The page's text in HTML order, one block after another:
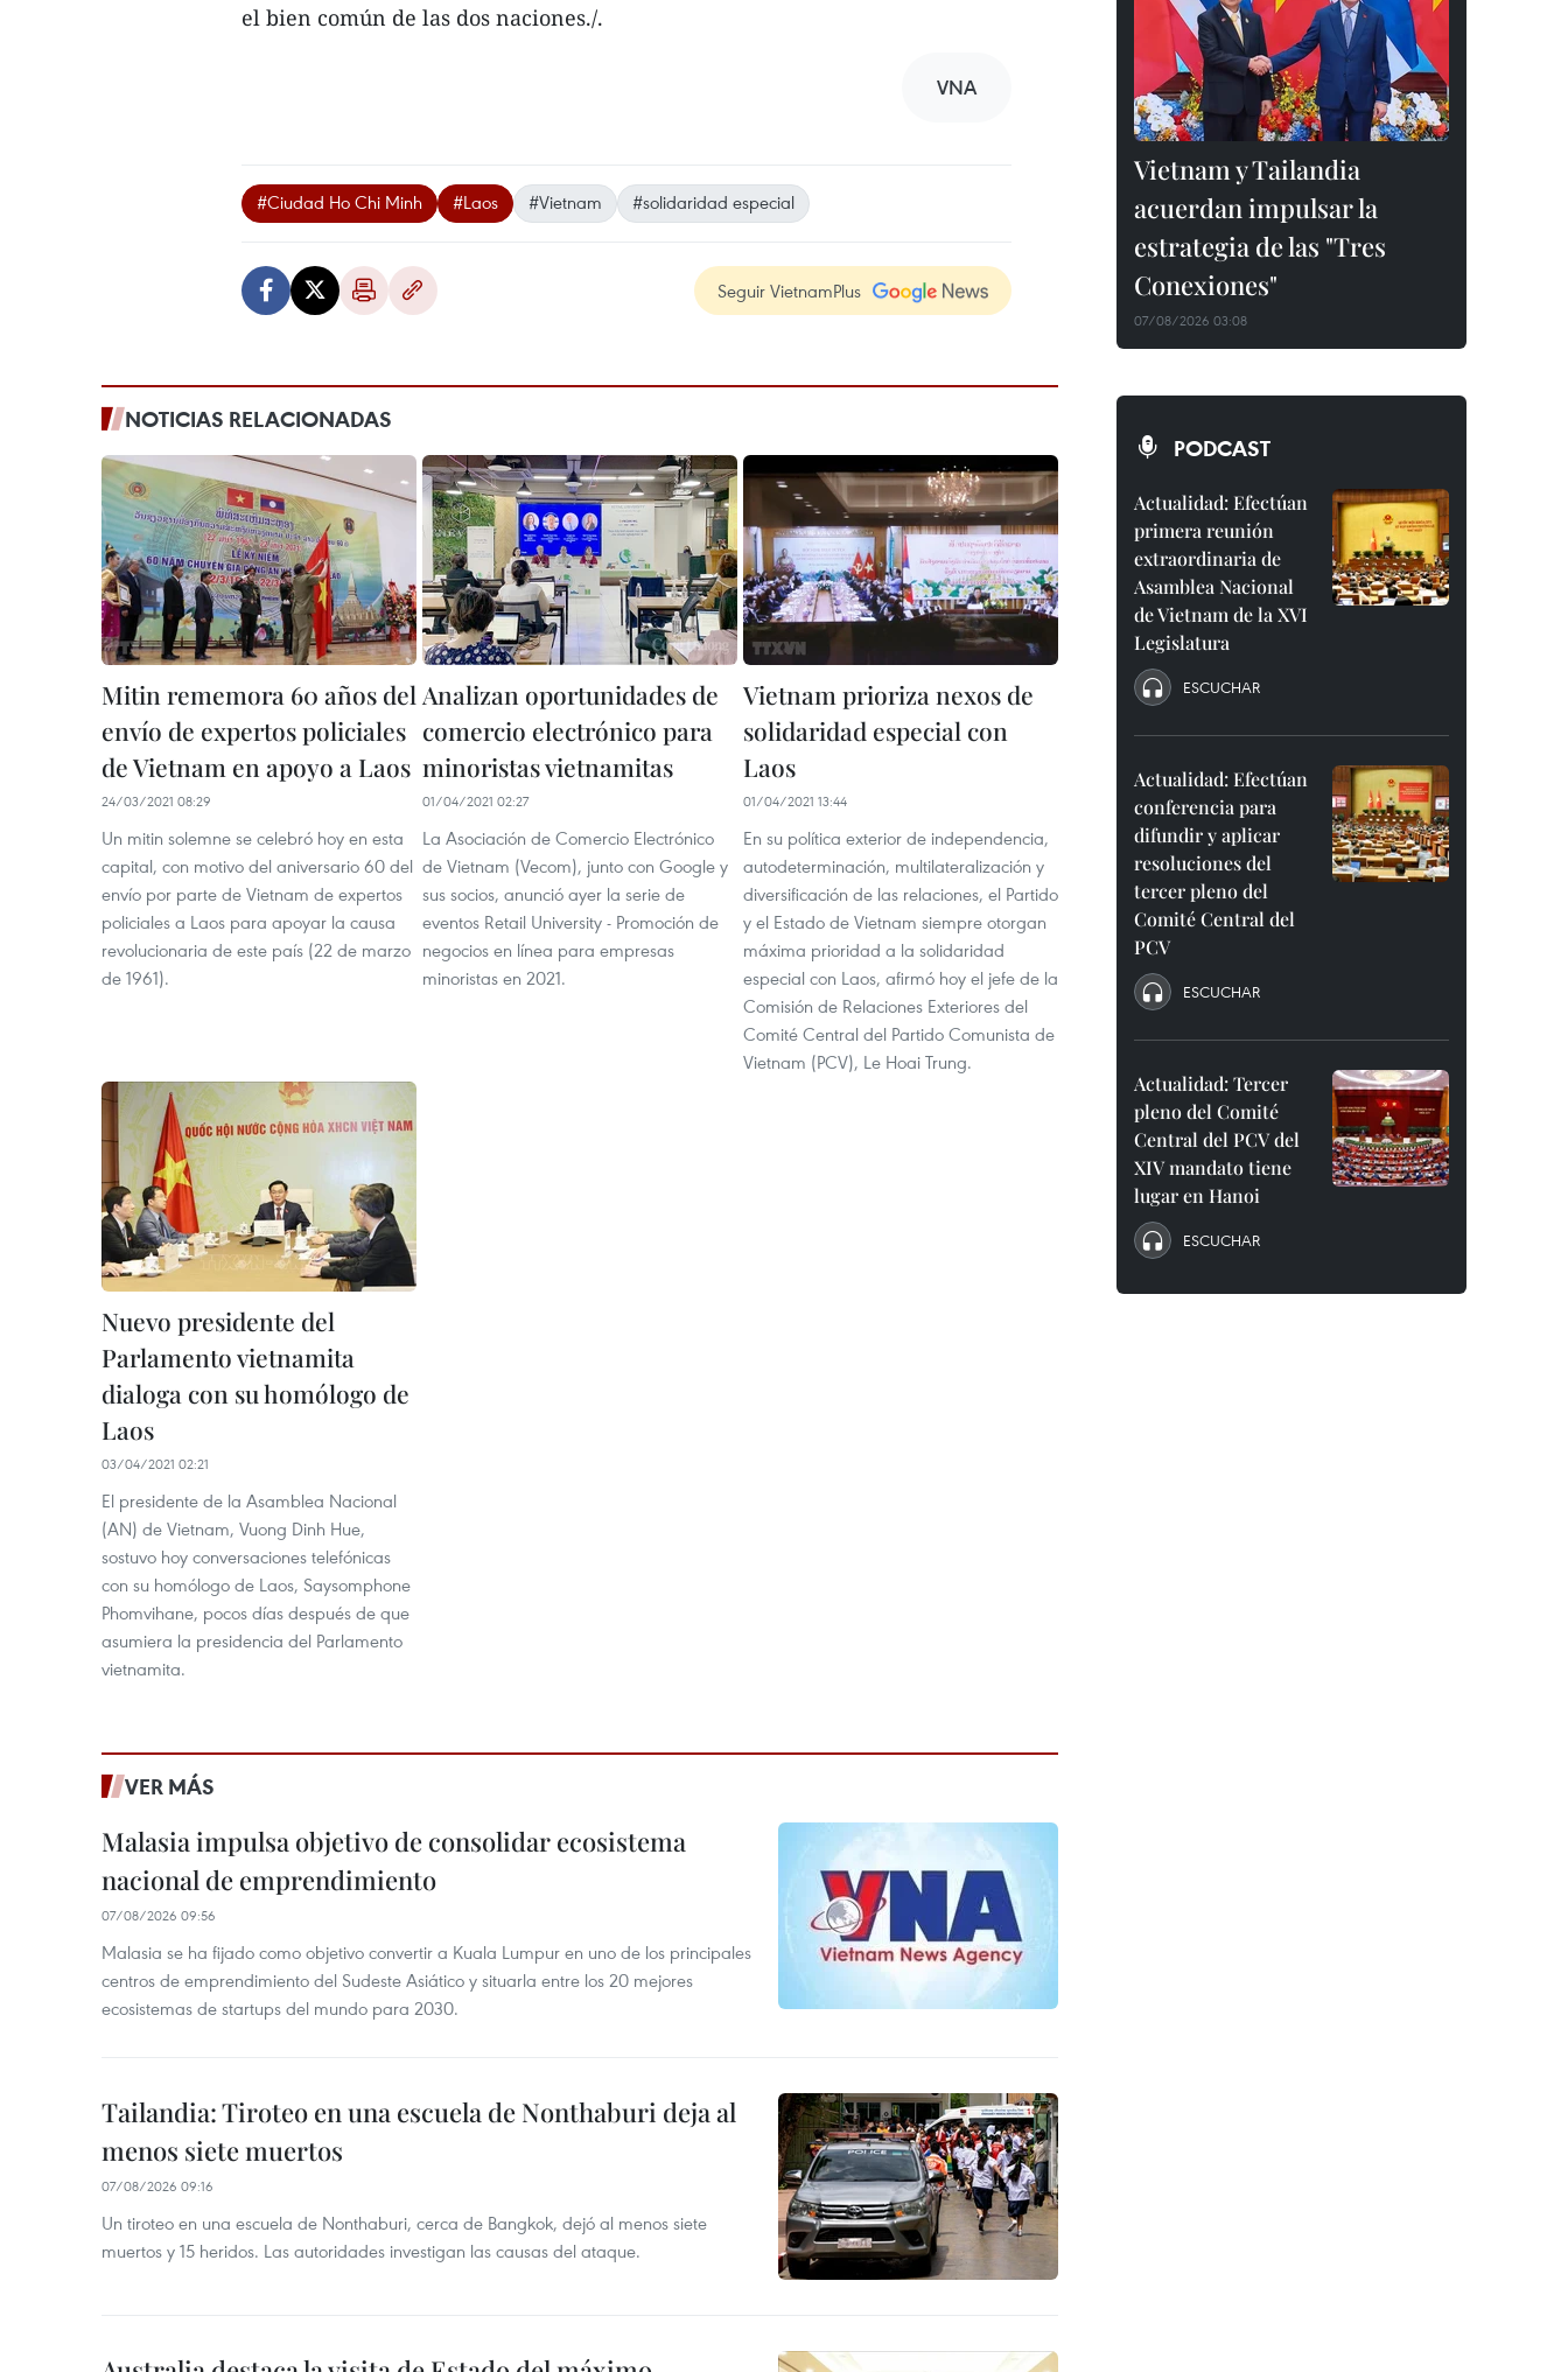
el bien común de las dos naciones./.
VNA
#Ciudad Ho Chi Minh #Laos #Vietnam #solidaridad especial
Seguir VietnamPlus
NOTICIAS RELACIONADAS
Mitin rememora 60 años del
envío de expertos policiales
de Vietnam en apoyo a Laos
24/03/2021 08:29
Un mitin solemne se celebró hoy en esta
capital, con motivo del aniversario 60 del
envío por parte de Vietnam de expertos
policiales a Laos para apoyar la causa
revolucionaria de este país (22 de marzo
de 1961).
Analizan oportunidades de
comercio electrónico para
minoristas vietnamitas
01/04/2021 02:27
La Asociación de Comercio Electrónico
de Vietnam (Vecom), junto con Google y
sus socios, anunció ayer la serie de
eventos Retail University - Promoción de
negocios en línea para empresas
minoristas en 2021.
Vietnam prioriza nexos de
solidaridad especial con
Laos
01/04/2021 13:44
En su política exterior de independencia,
autodeterminación, multilateralización y
diversificación de las relaciones, el Partido
y el Estado de Vietnam siempre otorgan
máxima prioridad a la solidaridad
especial con Laos, afirmó hoy el jefe de la
Comisión de Relaciones Exteriores del
Comité Central del Partido Comunista de
Vietnam (PCV), Le Hoai Trung.
Nuevo presidente del
Parlamento vietnamita
dialoga con su homólogo de
Laos
03/04/2021 02:21
El presidente de la Asamblea Nacional
(AN) de Vietnam, Vuong Dinh Hue,
sostuvo hoy conversaciones telefónicas
con su homólogo de Laos, Saysomphone
Phomvihane, pocos días después de que
asumiera la presidencia del Parlamento
vietnamita.
VER MÁS
Malasia impulsa objetivo de consolidar ecosistema
nacional de emprendimiento
07/08/2026 09:56
Malasia se ha fijado como objetivo convertir a Kuala Lumpur en uno de los principales
centros de emprendimiento del Sudeste Asiático y situarla entre los 20 mejores
ecosistemas de startups del mundo para 2030.
Tailandia: Tiroteo en una escuela de Nonthaburi deja al
menos siete muertos
07/08/2026 09:16
Un tiroteo en una escuela de Nonthaburi, cerca de Bangkok, dejó al menos siete
muertos y 15 heridos. Las autoridades investigan las causas del ataque.
Vietnam y Tailandia
acuerdan impulsar la
estrategia de las "Tres
Conexiones"
07/08/2026 03:08
PODCAST
Actualidad: Efectúan
primera reunión
extraordinaria de
Asamblea Nacional
de Vietnam de la XVI
Legislatura
ESCUCHAR
Actualidad: Efectúan
conferencia para
difundir y aplicar
resoluciones del
tercer pleno del
Comité Central del
PCV
ESCUCHAR
Actualidad: Tercer
pleno del Comité
Central del PCV del
XIV mandato tiene
lugar en Hanoi
ESCUCHAR